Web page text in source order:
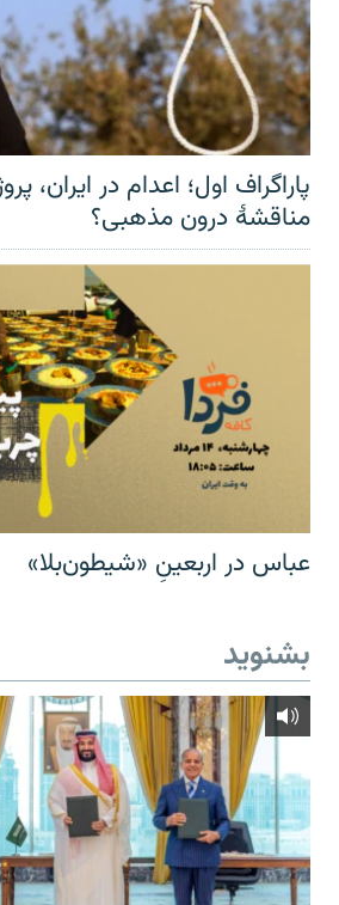
پاراگراف اول؛ اعدام در ایران،
مناقشهٔ درون مذهبی؟
عباس در اربعینِ «شیطون‌بلا»
بشنوید